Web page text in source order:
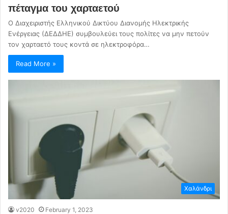
πέταγμα του χαρταετού
Ο Διαχειριστής Ελληνικού Δικτύου Διανομής Ηλεκτρικής
Ενέργειας (ΔΕΔΔΗΕ) συμβουλεύει τους πολίτες να μην πετούν
τον χαρταετό τους κοντά σε ηλεκτροφόρα…
Read More »
Χαλάνδρι
v2020 February 1, 2023